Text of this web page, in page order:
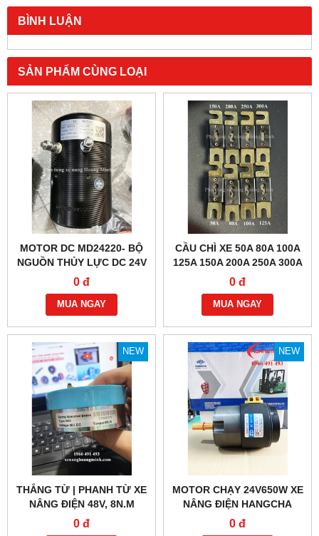
BÌNH LUẬN
SẢN PHẨM CÙNG LOẠI
MOTOR DC MD24220- BỘ
NGUỒN THỦY LỰC DC 24V
2.2KW
0 đ
MUA NGAY
CẦU CHÌ XE 50A 80A 100A
125A 150A 200A 250A 300A
0 đ
MUA NGAY
NEW
THẮNG TỪ | PHANH TỪ XE
NÂNG ĐIỆN 48V, 8N.M
0 đ
NEW
MOTOR CHẠY 24V650W XE
NÂNG ĐIỆN HANGCHA
0 đ